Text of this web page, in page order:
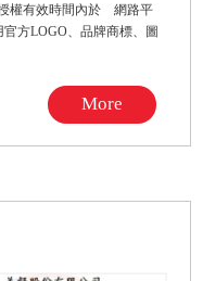
權有效時間內於 網路平
方LOGO、品牌商標、圖
More